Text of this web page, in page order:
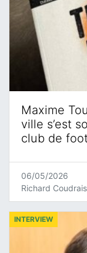
Maxime
ville s’est
club de
06/05/2026
Richard Coudrais
INTERVIEW